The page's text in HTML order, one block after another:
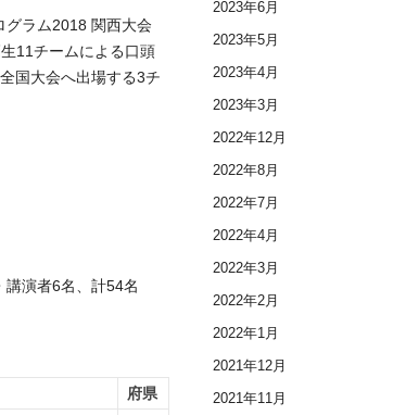
グラム2018 関西大会
11チームによる口頭
国大会へ出場する3チ
演者6名、計54名
府県
2023年6月
2023年5月
2023年4月
2023年3月
2022年12月
2022年8月
2022年7月
2022年4月
2022年3月
2022年2月
2022年1月
2021年12月
2021年11月